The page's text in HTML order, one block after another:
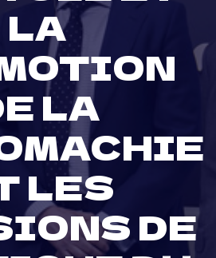
LA
LA
LES
DE